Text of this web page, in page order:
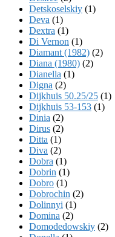
Detskoselskiy (1)
Deva (1)
Dextra (1)
Di Vernon (1)
Diamant (1982) (2)
Diana (1980) (2)
Dianella (1)
Digna (2)
Dijkhuis 50.25/25 (1)
Dijkhuis 53-153 (1)
Dinia (2)
Dirus (2)
Ditta (1)
Diva (2)
Dobra (1)
Dobrin (1)
Dobro (1)
Dobrochin (2)
Dolinnyi (1)
Domina (2)
Domodedowskiy (2)